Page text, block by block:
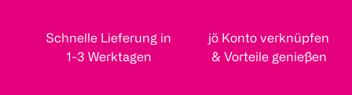
Schnelle Lieferung in
1-3 Werktagen
jö Konto verknüpfen
& Vorteile genießen